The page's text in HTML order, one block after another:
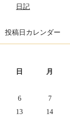
日記
投稿日カレンダー
日 月
6
7
13
14